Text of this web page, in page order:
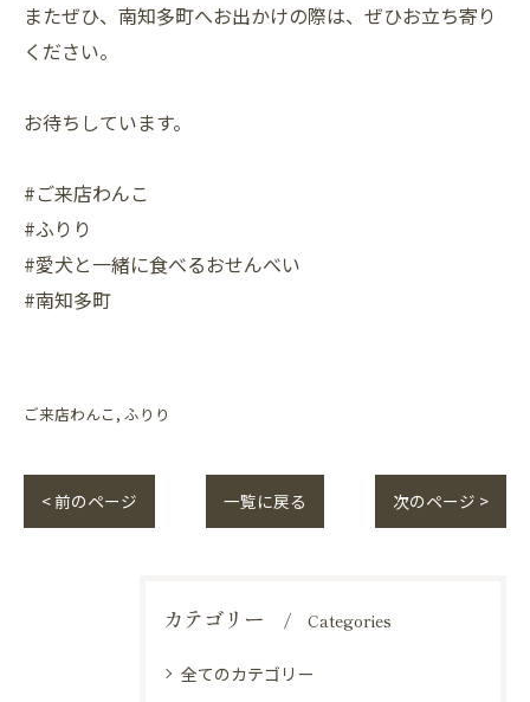
またぜひ、南知多町へお出かけの際は、ぜひお立ち寄り
ください。
お待ちしています。
#ご来店わんこ
#ふりり
#愛犬と一緒に食べるおせんべい
#南知多町
ご来店わんこ ふりり
< 前のページ 一覧に戻る 次のページ >
カテゴリー Categories
全てのカテゴリー